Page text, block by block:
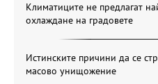
Климатиците не предлагат
охлаждане на градовете
Истинските причини да се
масово унищожение